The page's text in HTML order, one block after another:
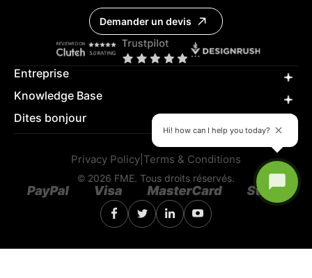
Demander un devis
Entreprise
Knowledge Base
Dites bonjour
Hi! how can I help you today?
Privacy Policy Terms & Conditions
© 2026 FME. Tous droits réservés.